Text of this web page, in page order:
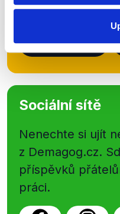
nepravdy se
Newsletter
Sociální sítě
Nenechte si ujít
z Demagog.cz.
příspěvků
práci.